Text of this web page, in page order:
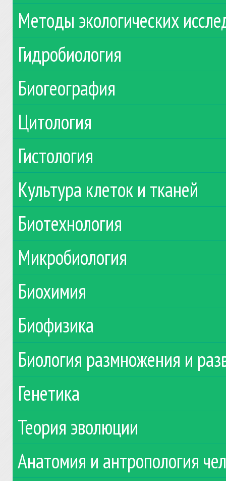
Методы экологических
Гидробиология
Биогеография
Цитология
Гистология
Культура клеток и тканей
Биотехнология
Микробиология
Биохимия
Биофизика
Биология размножения и
Генетика
Теория эволюции
Анатомия и антропология